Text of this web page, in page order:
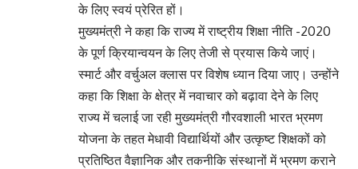
के लिए स्वयं प्रेरित हों।
मुख्यमंत्री ने कहा कि राज्य में राष्ट्रीय शिक्षा नीति -2020
के पूर्ण क्रियान्वयन के लिए तेजी से प्रयास किये जाएं।
स्मार्ट और वर्चुअल क्लास पर विशेष ध्यान दिया जाए। उन्होंने
कहा कि शिक्षा के क्षेत्र में नवाचार को बढ़ावा देने के लिए
राज्य में चलाई जा रही मुख्यमंत्री गौरवशाली भारत भ्रमण
योजना के तहत मेधावी विद्यार्थियों और उत्कृष्ट शिक्षकों को
प्रतिष्ठित वैज्ञानिक और तकनीकि संस्थानों में भ्रमण कराने